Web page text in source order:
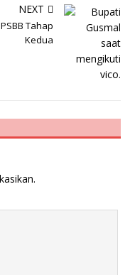
NEXT
Tahap
Kedua